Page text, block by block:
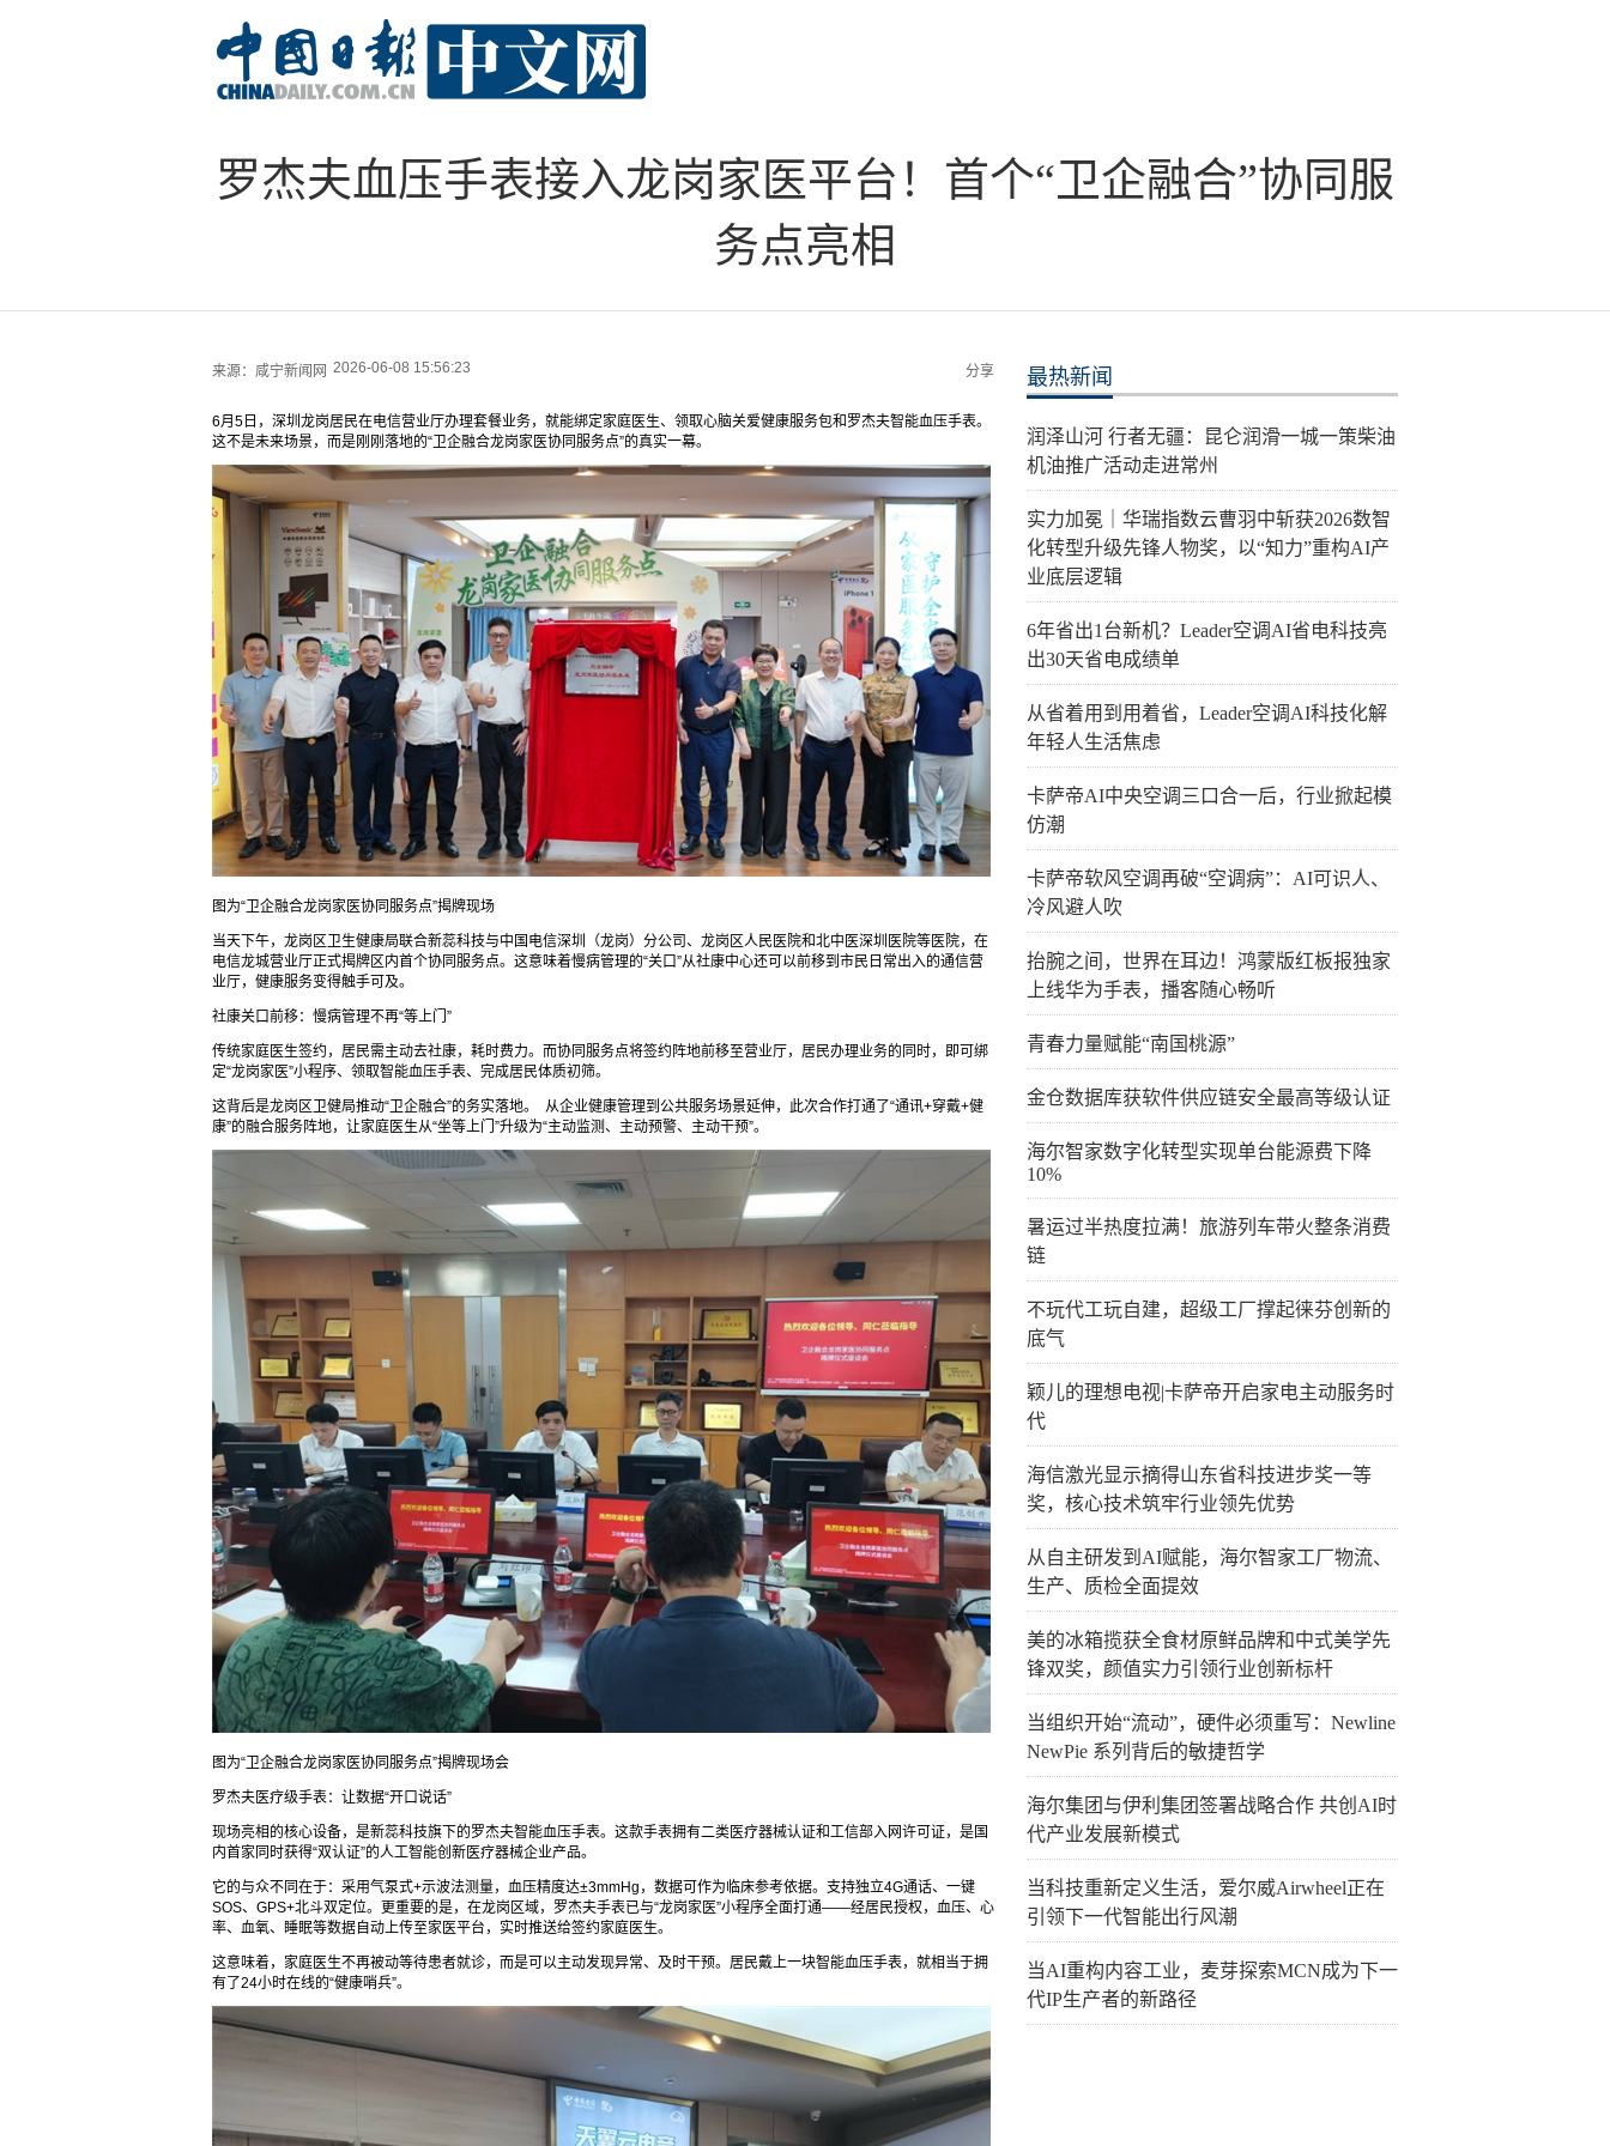
罗杰夫血压手表接入龙岗家医平台！首个“卫企融合”协同服
务点亮相
来源： 咸宁新闻网 2026-06-08 15:56:23 分享
6月5日，深圳龙岗居民在电信营业厅办理套餐业务，就能绑定家庭医生、领取心脑关爱健康服务包和罗杰夫智能血压手表。
这不是未来场景，而是刚刚落地的“卫企融合龙岗家医协同服务点”的真实一幕。
图为“卫企融合龙岗家医协同服务点”揭牌现场
当天下午，龙岗区卫生健康局联合新蕊科技与中国电信深圳（龙岗）分公司、龙岗区人民医院和北中医深圳医院等医院，在
电信龙城营业厅正式揭牌区内首个协同服务点。这意味着慢病管理的“关口”从社康中心还可以前移到市民日常出入的通信营
业厅，健康服务变得触手可及。
社康关口前移：慢病管理不再“等上门”
传统家庭医生签约，居民需主动去社康，耗时费力。而协同服务点将签约阵地前移至营业厅，居民办理业务的同时，即可绑
定“龙岗家医”小程序、领取智能血压手表、完成居民体质初筛。
这背后是龙岗区卫健局推动“卫企融合”的务实落地。 从企业健康管理到公共服务场景延伸，此次合作打通了“通讯+穿戴+健
康”的融合服务阵地，让家庭医生从“坐等上门”升级为“主动监测、主动预警、主动干预”。
图为“卫企融合龙岗家医协同服务点”揭牌现场会
罗杰夫医疗级手表：让数据“开口说话”
现场亮相的核心设备，是新蕊科技旗下的罗杰夫智能血压手表。这款手表拥有二类医疗器械认证和工信部入网许可证，是国
内首家同时获得“双认证”的人工智能创新医疗器械企业产品。
它的与众不同在于：采用气泵式+示波法测量，血压精度达±3mmHg，数据可作为临床参考依据。支持独立4G通话、一键
SOS、GPS+北斗双定位。更重要的是，在龙岗区域，罗杰夫手表已与“龙岗家医”小程序全面打通——经居民授权，血压、心
率、血氧、睡眠等数据自动上传至家医平台，实时推送给签约家庭医生。
这意味着，家庭医生不再被动等待患者就诊，而是可以主动发现异常、及时干预。居民戴上一块智能血压手表，就相当于拥
有了24小时在线的“健康哨兵”。
最热新闻
​润泽山河 行者无疆：昆仑润滑一城一策柴油
机油推广活动走进常州
实力加冕｜华瑞指数云曹羽中斩获2026数智
化转型升级先锋人物奖，以“知力”重构AI产
业底层逻辑
6年省出1台新机？Leader空调AI省电科技亮
出30天省电成绩单
从省着用到用着省，Leader空调AI科技化解
年轻人生活焦虑
卡萨帝AI中央空调三口合一后，行业掀起模
仿潮
卡萨帝软风空调再破“空调病”：AI可识人、
冷风避人吹
抬腕之间，世界在耳边！鸿蒙版红板报独家
上线华为手表，播客随心畅听
青春力量赋能“南国桃源”
金仓数据库获软件供应链安全最高等级认证
海尔智家数字化转型实现单台能源费下降
10%
暑运过半热度拉满！旅游列车带火整条消费
链
不玩代工玩自建，超级工厂撑起徕芬创新的
底气
颖儿的理想电视|卡萨帝开启家电主动服务时
代
海信激光显示摘得山东省科技进步奖一等
奖，核心技术筑牢行业领先优势
从自主研发到AI赋能，海尔智家工厂物流、
生产、质检全面提效
美的冰箱揽获全食材原鲜品牌和中式美学先
锋双奖，颜值实力引领行业创新标杆
当组织开始“流动”，硬件必须重写：Newline
NewPie 系列背后的敏捷哲学
海尔集团与伊利集团签署战略合作 共创AI时
代产业发展新模式
当科技重新定义生活，爱尔威Airwheel正在
引领下一代智能出行风潮
当AI重构内容工业，麦芽探索MCN成为下一
代IP生产者的新路径